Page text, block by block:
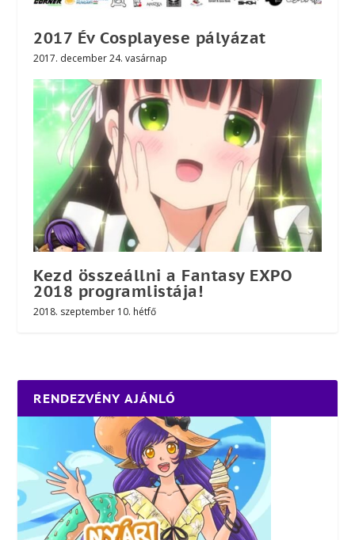
2017 Év Cosplayese pályázat
2017. december 24. vasárnap
Kezd összeállni a Fantasy EXPO
2018 programlistája!
2018. szeptember 10. hétfő
RENDEZVÉNY AJÁNLÓ